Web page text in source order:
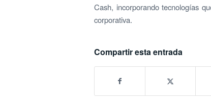
Cash, incorporando tecnologías
corporativa.
Compartir esta entrada